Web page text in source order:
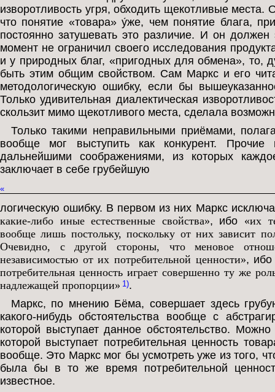
изворотливость угря, обходить щекотливые места.
что понятие «товара» у́же, чем понятие блага,
постоянно затушевать это различие. И он
момент не ограничил своего исследования
и у природных благ, «пригодных для обмена», то,
быть этим общим свойством. Сам Маркс и его
методологическую ошибку, если бы
Только удивительная диалектическая
скользит мимо щекотливого места, сделала
Только такими неправильными приёмами,
вообще мог выступить как конкурент. Прочие
дальнейшими соображениями, из которых
заключает в себе грубейшую
«
логическую ошибку. В первом из них Маркс
какие-либо иные естественные свойства», ибо «их
вообще лишь постольку, поскольку от них зависит
Очевидно, с другой стороны, что меновое
независимостью от их потребительной ценности»,
потребительная ценность играет совершенно ту же
надлежащей пропорции» 1).
Маркс, по мнению Бёма, совершает здесь
какого-нибудь обстоятельства вообще с
которой выступает данное обстоятельство.
которой выступает потребительная ценность
вообще. Это Маркс мог бы усмотреть уже из того,
была бы в то же время потребительной
известное.